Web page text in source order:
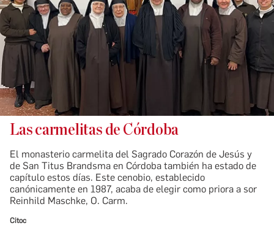
Las carmelitas de Córdoba
El monasterio carmelita del Sagrado Corazón de Jesús y
de San Titus Brandsma en Córdoba también ha estado de
capítulo estos días. Este cenobio, establecido
canónicamente en 1987, acaba de elegir como priora a sor
Reinhild Maschke, O. Carm.
Citoc